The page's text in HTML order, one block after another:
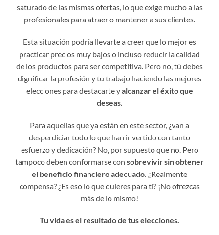
saturado de las mismas ofertas, lo que exige mucho a las
profesionales para atraer o mantener a sus clientes.
Esta situación podría llevarte a creer que lo mejor es
practicar precios muy bajos o incluso reducir la calidad
de los productos para ser competitiva. Pero no, tú debes
dignificar la profesión y tu trabajo haciendo las mejores
elecciones para destacarte yalcanzar el éxito que
deseas.
Para aquellas que ya están en este sector, ¿van a
desperdiciar todo lo que han invertido con tanto
esfuerzo y dedicación? No, por supuesto que no. Pero
tampoco deben conformarse con sobrevivir sin obtener
el beneficio financiero adecuado. ¿Realmente
compensa? ¿Es eso lo que quieres para ti? ¡No ofrezcas
más de lo mismo!
Tu vida es el resultado de tus elecciones.